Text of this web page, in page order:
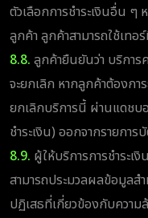
ตัวเลือกการชำระเงินอื่น
ลูกค้า ลูกค้าสามารถใช้เทอ
8.8. ลูกค้ายืนยันว่า บริการ
จะยกเลิก หากลูกค้าต้องก
ยกเลิกบริการนี้ ผ่านแดชบ
ชำระเงิน) ออกจากรายกา
8.9. ผู้ให้บริการการชำระเ
สามารถประมวลผลข้อมูลส
ปฏิเสธที่เกี่ยวข้องกับความ